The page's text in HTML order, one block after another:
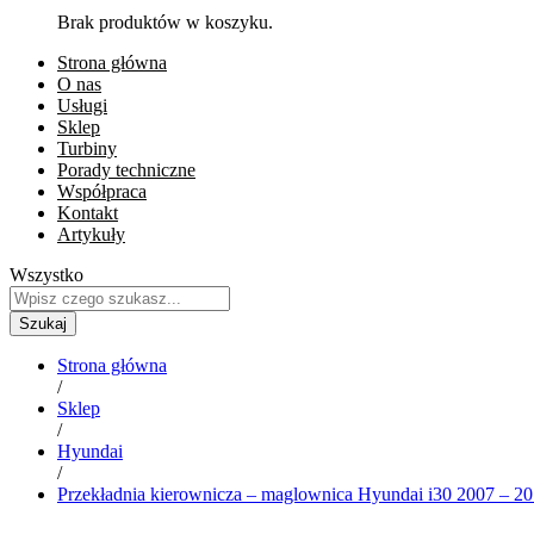
Brak produktów w koszyku.
Strona główna
O nas
Usługi
Sklep
Turbiny
Porady techniczne
Współpraca
Kontakt
Artykuły
Wszystko
Szukaj
Strona główna
/
Sklep
/
Hyundai
/
Przekładnia kierownicza – maglownica Hyundai i30 2007 –